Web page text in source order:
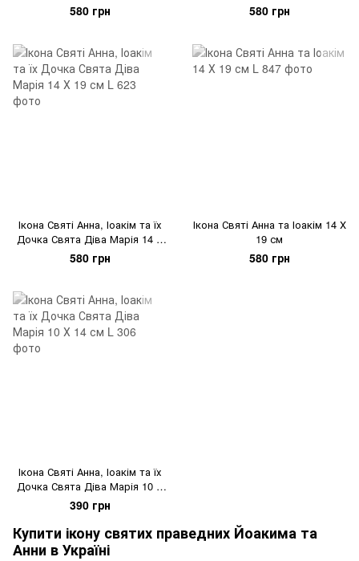
580 грн 580 грн
Ікона Святі Анна, Іоакім та їх
Дочка Свята Діва Марія 14 Х
19 см
580 грн
Ікона Святі Анна та Іоакім 14 Х
19 см
580 грн
Ікона Святі Анна, Іоакім та їх
Дочка Свята Діва Марія 10 Х
14 см
390 грн
Купити ікону святих праведних Йоакима та
Анни в Україні